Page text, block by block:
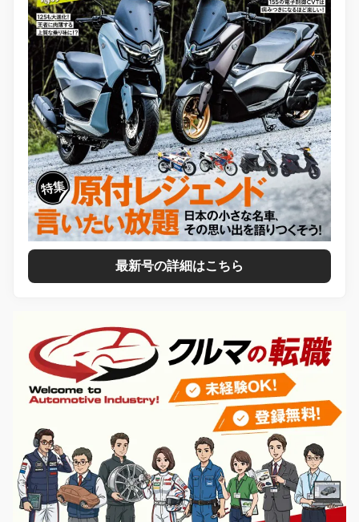
最新号の詳細はこちら